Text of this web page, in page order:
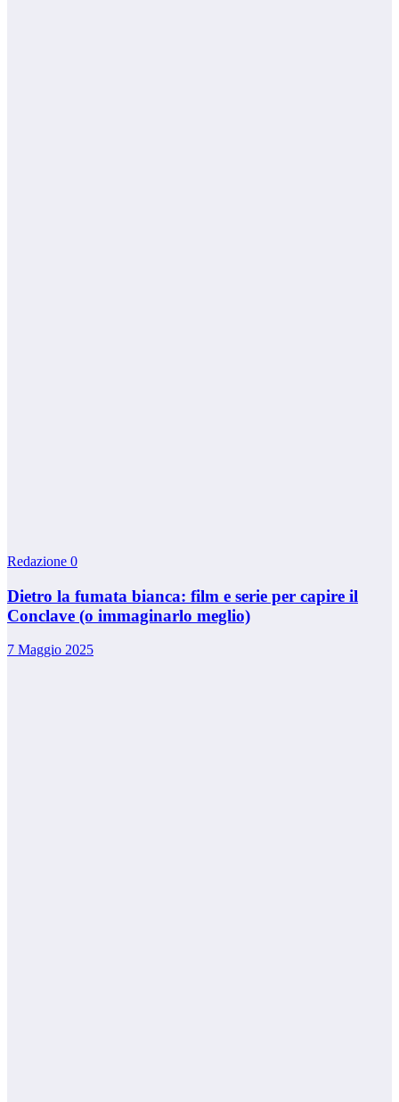
Redazione 0
Dietro la fumata bianca: film e serie per capire il
Conclave (o immaginarlo meglio)
7 Maggio 2025